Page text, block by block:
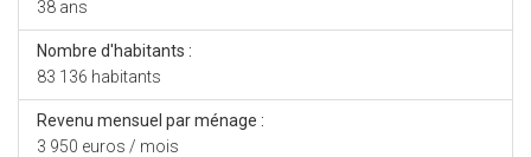
38 ans
Nombre d'habitants :
83 136 habitants
Revenu mensuel par ménage :
3 950 euros / mois